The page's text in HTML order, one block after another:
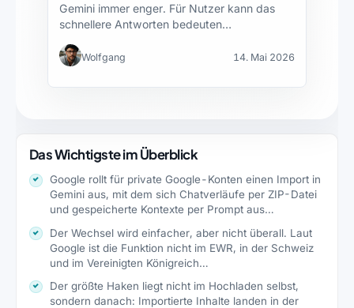
Gemini immer enger. Für Nutzer kann das
schnellere Antworten bedeuten…
Wolfgang 14. Mai 2026
Das Wichtigste im Überblick
Google rollt für private Google-Konten einen Import in
Gemini aus, mit dem sich Chatverläufe per ZIP-Datei
und gespeicherte Kontexte per Prompt aus…
Der Wechsel wird einfacher, aber nicht überall. Laut
Google ist die Funktion nicht im EWR, in der Schweiz
und im Vereinigten Königreich…
Der größte Haken liegt nicht im Hochladen selbst,
sondern danach: Importierte Inhalte landen in der